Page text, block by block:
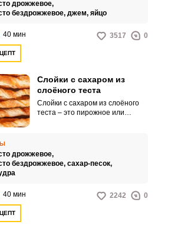
достаточно простой и быстрый,
а в результате получаются
сочным джемом, идеальные для
и высококачественное слоёное
тесто, либо приготовьте его
самостоятельно.
дрожжевое,
бездрожжевое, джем, яйцо
40 мин 3517 0
Слойки с сахаром из
слоёного теста
Слойки с сахаром из слоёного
теста – это пирожное или
скручивается в спираль и
заполняется сахарной
начинкой. Слоёное тесто
тонкими слоями масла или
дрожжевое,
бездрожжевое, сахар-песок,
40 мин 2242 0